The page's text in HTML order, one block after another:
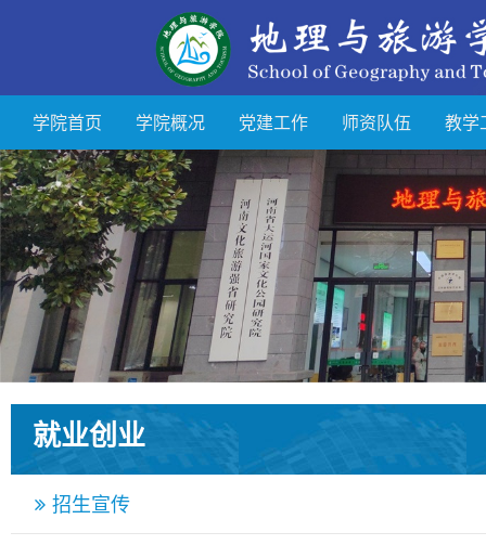
学院首页 学院概况 党建工作 师资队伍 教学
就业创业
招生宣传